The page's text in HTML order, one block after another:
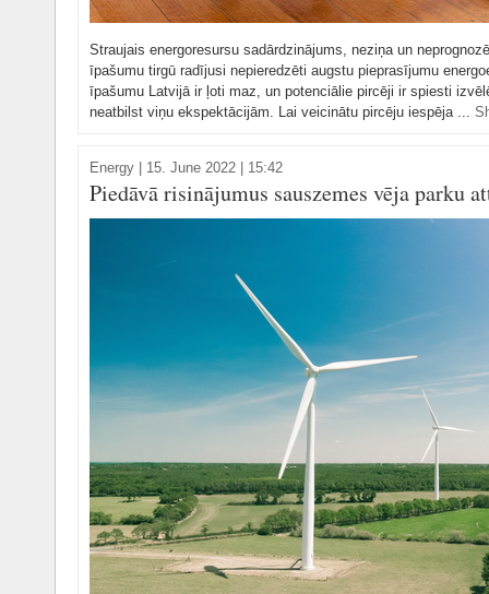
Straujais energoresursu sadārdzinājums, neziņa un
īpašumu tirgū radījusi nepieredzēti augstu pieprasījumu
īpašumu Latvijā ir ļoti maz, un potenciālie pircēji ir spiesti
neatbilst viņu ekspektācijām. Lai veicinātu pircēju iespēja ...
Energy 15. June 2022 | 15:42
Piedāvā risinājumus sauszemes vēja parku